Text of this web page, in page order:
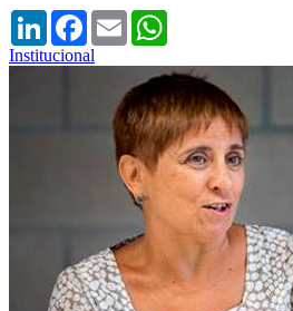
LinkedInFacebook
Email
Institucional